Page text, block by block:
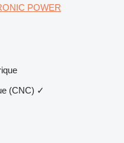
POWER
(CNC) ✓